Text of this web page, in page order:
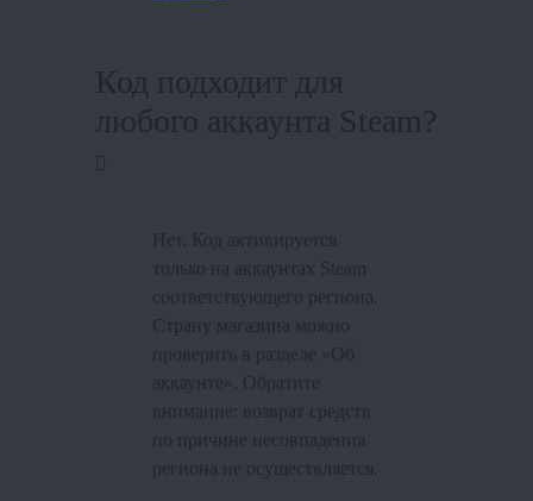
Код подходит для
любого аккаунта Steam?
Нет. Код активируется
только на аккаунтах Steam
соответствующего региона.
Страну магазина можно
проверить в разделе «Об
аккаунте». Обратите
региона не осуществляется.